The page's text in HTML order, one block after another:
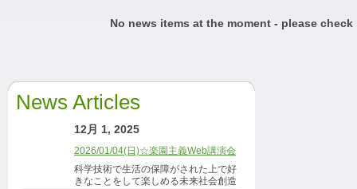
No news items at the moment - please
News Articles
12月 1, 2025
2026/01/04(日)☆楽園主義Web講演会
科学技術で生活の保障がされた上で好
きなことをして楽しめる未来社会創造